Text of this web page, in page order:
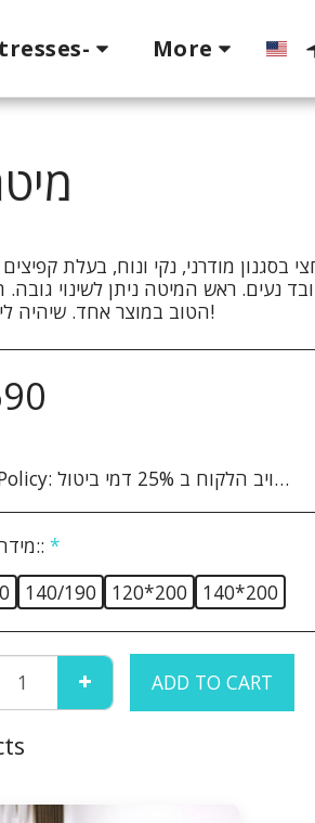
More
בסגנון מודרני, נקי ונוח, בעלת
נעים. ראש המיטה ניתן לשינוי
הטוב במוצר אחד. שיהיה לילה קסום!
מידה לבחירה:: *
140/190 120*200 140*200
ADD TO CART